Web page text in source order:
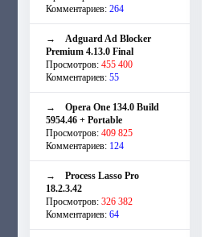
Комментариев: 264
→ Adguard Ad Blocker
Premium 4.13.0 Final
Просмотров: 455 400
Комментариев: 55
→ Opera One 134.0 Build
5954.46 + Portable
Просмотров: 409 825
Комментариев: 124
→ Process Lasso Pro
18.2.3.42
Просмотров: 326 382
Комментариев: 64